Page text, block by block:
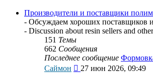
последнему
сообщению
Производители и поставщики
- Обсуждаем хороших поставщиков
- Discussion about resin sellers and
151 Темы
662 Сообщения
Последнее сообщение
Саймон
Перейти
27 июн 2026, 09:49